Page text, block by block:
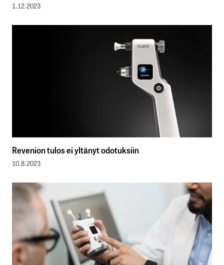
1.12.2023
Revenion tulos ei yltänyt odotuksiin
10.8.2023